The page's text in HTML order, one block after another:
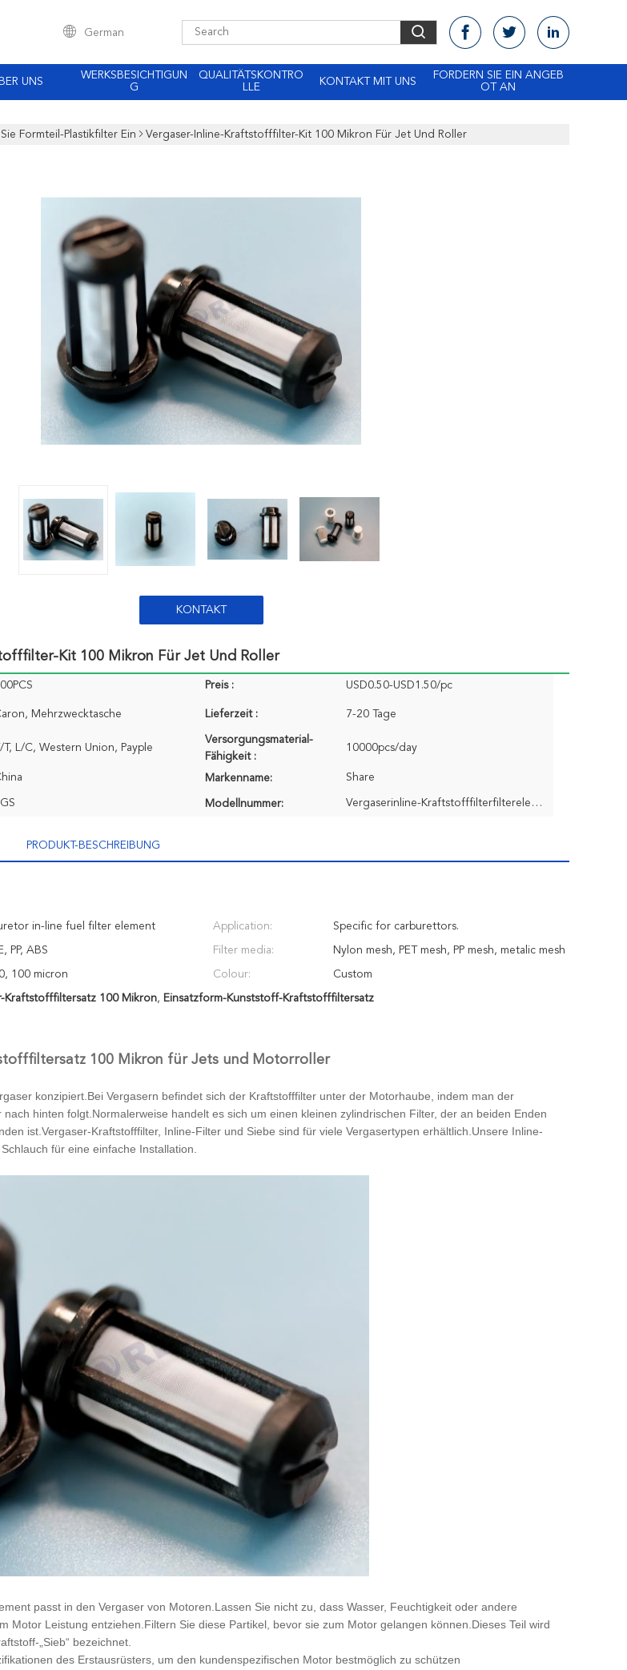
German
UNS
WERKSBESICHTIGUN
G
QUALITÄTSKONTRO
LLE
KONTAKT MIT UNS
FORDERN SIE EIN ANGEB
OT AN
Formteil-Plastikfilter Ein Vergaser-Inline-Kraftstofffilter-Kit 100 Mikron Für Jet Und Roller
KONTAKT
Kit 100 Mikron Für Jet Und Roller
Preis :
USD0.50-USD1.50/pc
Mehrzwecktasche Lieferzeit : 7-20 Tage
T/T, L/C, Western Union, Payple
Versorgungsmaterial-
Fähigkeit :
10000pcs/day
Markenname: Share
Modellnummer: Vergaserinline-Kraftstofffilterfilterelement
PRODUKT-BESCHREIBUNG
in-line fuel filter element Application: Specific for carburettors.
PP, ABS Filter media: Nylon mesh, PET mesh, PP mesh, metalic mesh
100 micron Colour: Custom
Kraftstofffiltersatz 100 Mikron, Einsatzform-Kunststoff-Kraftstofffiltersatz
100 Mikron für Jets und Motorroller
konzipiert.Bei Vergasern befindet sich der Kraftstofffilter unter der Motorhaube, indem man der
nach hinten folgt.Normalerweise handelt es sich um einen kleinen zylindrischen Filter, der an beiden Enden
ist.Vergaser-Kraftstofffilter, Inline-Filter und Siebe sind für viele Vergasertypen erhältlich.Unsere Inline-
für eine einfache Installation.
passt in den Vergaser von Motoren.Lassen Sie nicht zu, dass Wasser, Feuchtigkeit oder andere
Motor Leistung entziehen.Filtern Sie diese Partikel, bevor sie zum Motor gelangen können.Dieses Teil wird
„Sieb“ bezeichnet.
des Erstausrüsters, um den kundenspezifischen Motor bestmöglich zu schützen